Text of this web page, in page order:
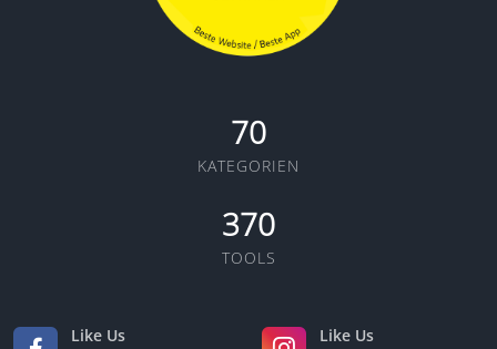
70
KATEGORIEN
370
TOOLS
Like Us
Like Us